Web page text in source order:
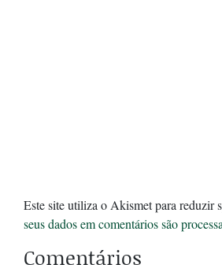
Este site utiliza o Akismet para reduzir
seus dados em comentários são
Comentários